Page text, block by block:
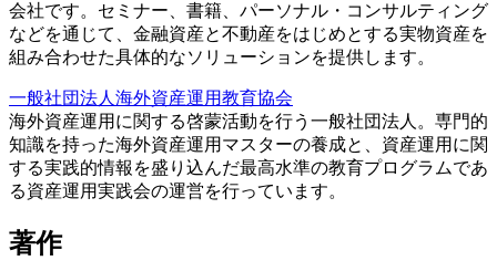
会社です。セミナー、書籍、パーソナル・コンサルティング
などを通じて、金融資産と不動産をはじめとする実物資産を
組み合わせた具体的なソリューションを提供します。
一般社団法人海外資産運用教育協会
海外資産運用に関する啓蒙活動を行う一般社団法人。専門的
知識を持った海外資産運用マスターの養成と、資産運用に関
する実践的情報を盛り込んだ最高水準の教育プログラムであ
る資産運用実践会の運営を行っています。
著作